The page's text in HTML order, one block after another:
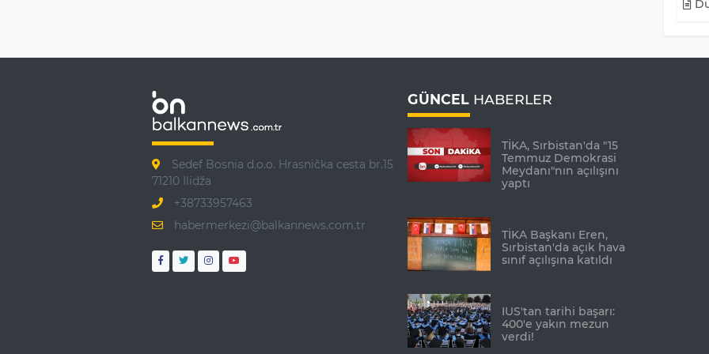
Sedef Bosnia d.o.o. Hrasnička cesta br.15
71210 Ilidža
+38733957463
habermerkezi@balkannews.com.tr
GÜNCEL HABERLER
TİKA, Sırbistan'da "15
Temmuz Demokrasi
Meydanı"nın açılışını
yaptı
TİKA Başkanı Eren,
Sırbistan'da açık hava
sınıf açılışına katıldı
IUS'tan tarihi başarı:
400'e yakın mezun
verdi!